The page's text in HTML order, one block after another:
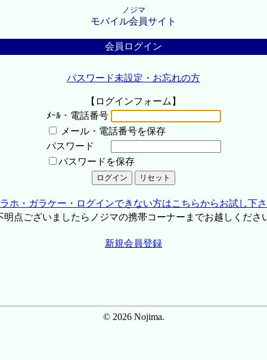
ノジマ
モバイル会員サイト
会員ログイン
パスワード未設定・お忘れの方
【ログインフォーム】
ﾒｰﾙ・電話番号
メール・電話番号を保存
パスワード
パスワードを保存
ホ・ガラケー・ログインできない方はこちらからお試し下
点ございましたらノジマの携帯コーナーまでお越しくださ
新規会員登録
© 2026 Nojima.